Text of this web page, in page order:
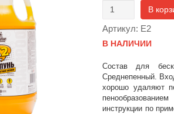
В
Артикул: E2
В НАЛИЧИИ
Состав для
Среднепенный.
хорошо удаляют
инструкции по